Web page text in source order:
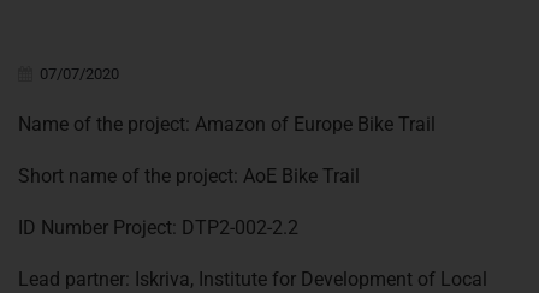
07/07/2020
Name of the project: Amazon of Europe Bike Trail
Short name of the project: AoE Bike Trail
ID Number Project: DTP2-002-2.2
Lead partner: Iskriva, Institute for Development of Local